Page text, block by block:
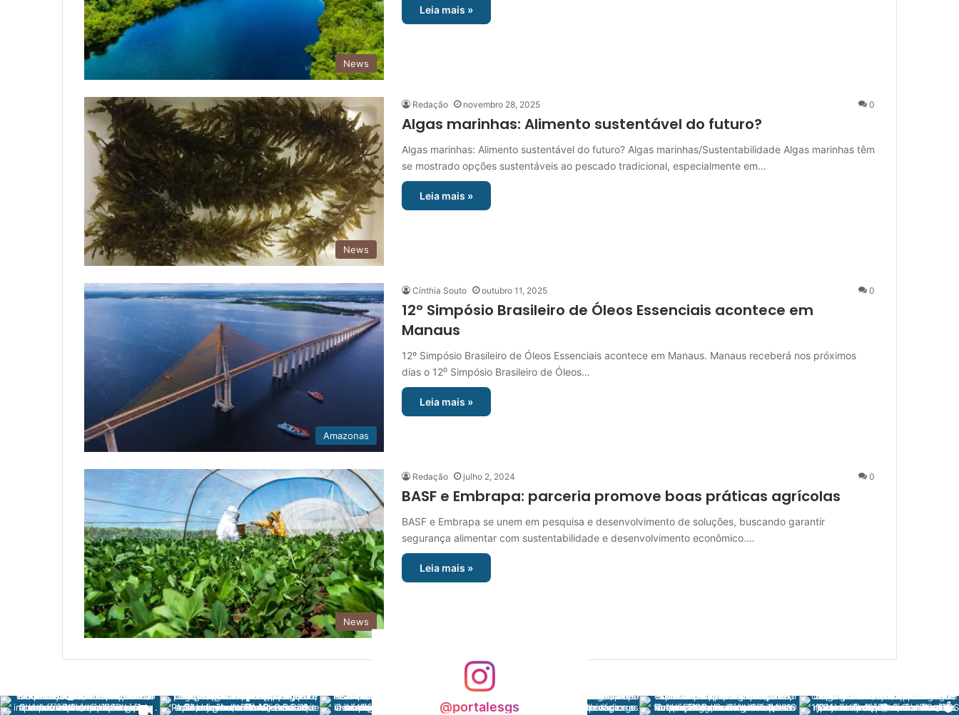
News
Leia mais »
News
Redação novembro 28, 2025 0
Algas marinhas: Alimento sustentável do futuro?
Algas marinhas: Alimento sustentável do futuro? Algas marinhas/Sustentabilidade Algas marinhas têm
se mostrado opções sustentáveis ao pescado tradicional, especialmente em…
Leia mais »
Amazonas
Cínthia Souto outubro 11, 2025 0
12º Simpósio Brasileiro de Óleos Essenciais acontece em
Manaus
12º Simpósio Brasileiro de Óleos Essenciais acontece em Manaus. Manaus receberá nos próximos
dias o 12⁰ Simpósio Brasileiro de Óleos…
Leia mais »
News
Redação julho 2, 2024 0
BASF e Embrapa: parceria promove boas práticas agrícolas
BASF e Embrapa se unem em pesquisa e desenvolvimento de soluções, buscando garantir
segurança alimentar com sustentabilidade e desenvolvimento econômico.…
Leia mais »
@portalesgs